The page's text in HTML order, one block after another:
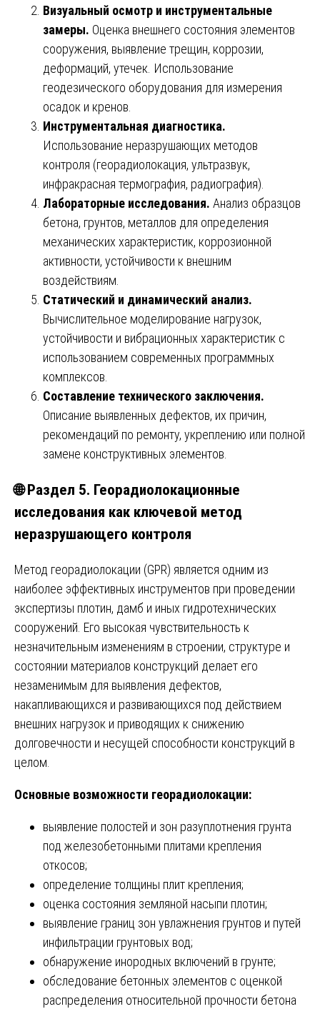
Визуальный осмотр и инструментальные
замеры. Оценка внешнего состояния элементов
сооружения, выявление трещин, коррозии,
деформаций, утечек. Использование
геодезического оборудования для измерения
осадок и кренов.
Инструментальная диагностика.
Использование неразрушающих методов
контроля (георадиолокация, ультразвук,
инфракрасная термография, радиография).
Лабораторные исследования. Анализ образцов
бетона, грунтов, металлов для определения
механических характеристик, коррозионной
активности, устойчивости к внешним
воздействиям.
Статический и динамический анализ.
Вычислительное моделирование нагрузок,
устойчивости и вибрационных характеристик с
использованием современных программных
комплексов.
Составление технического заключения.
Описание выявленных дефектов, их причин,
рекомендаций по ремонту, укреплению или полной
замене конструктивных элементов.
🌐 Раздел 5. Георадиолокационные
исследования как ключевой метод
неразрушающего контроля
Метод георадиолокации (GPR) является одним из
наиболее эффективных инструментов при проведении
экспертизы плотин, дамб и иных гидротехнических
сооружений. Его высокая чувствительность к
незначительным изменениям в строении, структуре и
состоянии материалов конструкций делает его
незаменимым для выявления дефектов,
накапливающихся и развивающихся под действием
внешних нагрузок и приводящих к снижению
долговечности и несущей способности конструкций в
целом.
Основные возможности георадиолокации:
выявление полостей и зон разуплотнения грунта
под железобетонными плитами крепления
откосов;
определение толщины плит крепления;
оценка состояния земляной насыпи плотин;
выявление границ зон увлажнения грунтов и путей
инфильтрации грунтовых вод;
обнаружение инородных включений в грунте;
обследование бетонных элементов с оценкой
распределения относительной прочности бетона